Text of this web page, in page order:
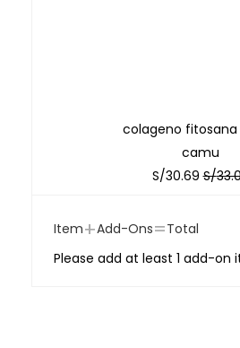
colageno
camu
S/30.69 S/
Item+Add-Ons=Total
Please add at least 1 add-on